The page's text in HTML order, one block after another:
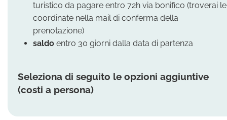
turistico da pagare entro 72h via bonifico (troverai le
coordinate nella mail di conferma della
prenotazione)
saldo entro 30 giorni dalla data di partenza
Seleziona di seguito le opzioni aggiuntive
(costi a persona)